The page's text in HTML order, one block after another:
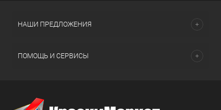
НАШИ ПРЕДЛОЖЕНИЯ
ПОМОЩЬ И СЕРВИСЫ